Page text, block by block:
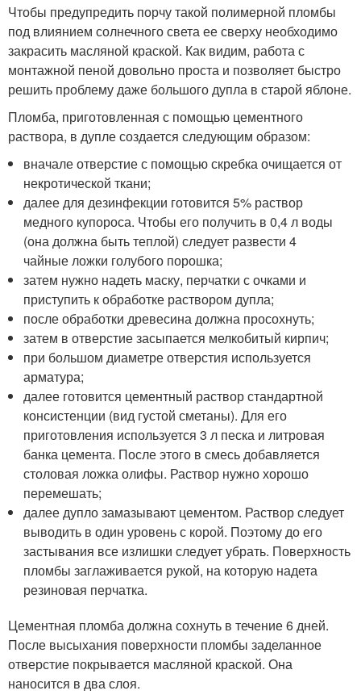
Чтобы предупредить порчу такой полимерной пломбы
под влиянием солнечного света ее сверху необходимо
закрасить масляной краской. Как видим, работа с
монтажной пеной довольно проста и позволяет быстро
решить проблему даже большого дупла в старой яблоне.
Пломба, приготовленная с помощью цементного
раствора, в дупле создается следующим образом:
вначале отверстие с помощью скребка очищается от
некротической ткани;
далее для дезинфекции готовится 5% раствор
медного купороса. Чтобы его получить в 0,4 л воды
(она должна быть теплой) следует развести 4
чайные ложки голубого порошка;
затем нужно надеть маску, перчатки с очками и
приступить к обработке раствором дупла;
после обработки древесина должна просохнуть;
затем в отверстие засыпается мелкобитый кирпич;
при большом диаметре отверстия используется
арматура;
далее готовится цементный раствор стандартной
консистенции (вид густой сметаны). Для его
приготовления используется 3 л песка и литровая
банка цемента. После этого в смесь добавляется
столовая ложка олифы. Раствор нужно хорошо
перемешать;
далее дупло замазывают цементом. Раствор следует
выводить в один уровень с корой. Поэтому до его
застывания все излишки следует убрать. Поверхность
пломбы заглаживается рукой, на которую надета
резиновая перчатка.
Цементная пломба должна сохнуть в течение 6 дней.
После высыхания поверхности пломбы заделанное
отверстие покрывается масляной краской. Она
наносится в два слоя.